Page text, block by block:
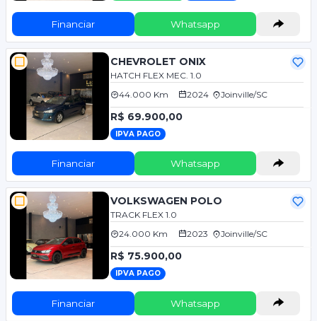
Financiar Whatsapp
CHEVROLET ONIX
HATCH FLEX MEC. 1.0
44.000 Km
2024 Joinville/SC
R$ 69.900,00
IPVA PAGO
Financiar Whatsapp
VOLKSWAGEN POLO
TRACK FLEX 1.0
24.000 Km
2023 Joinville/SC
R$ 75.900,00
IPVA PAGO
Financiar Whatsapp